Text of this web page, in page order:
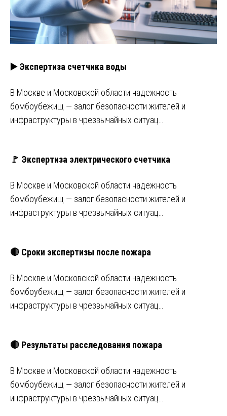
▶️ Экспертиза счетчика воды
В Москве и Московской области надежность
бомбоубежищ — залог безопасности жителей и
инфраструктуры в чрезвычайных ситуац…
🚩 Экспертиза электрического счетчика
В Москве и Московской области надежность
бомбоубежищ — залог безопасности жителей и
инфраструктуры в чрезвычайных ситуац…
🔴 Сроки экспертизы после пожара
В Москве и Московской области надежность
бомбоубежищ — залог безопасности жителей и
инфраструктуры в чрезвычайных ситуац…
🔴 Результаты расследования пожара
В Москве и Московской области надежность
бомбоубежищ — залог безопасности жителей и
инфраструктуры в чрезвычайных ситуац…